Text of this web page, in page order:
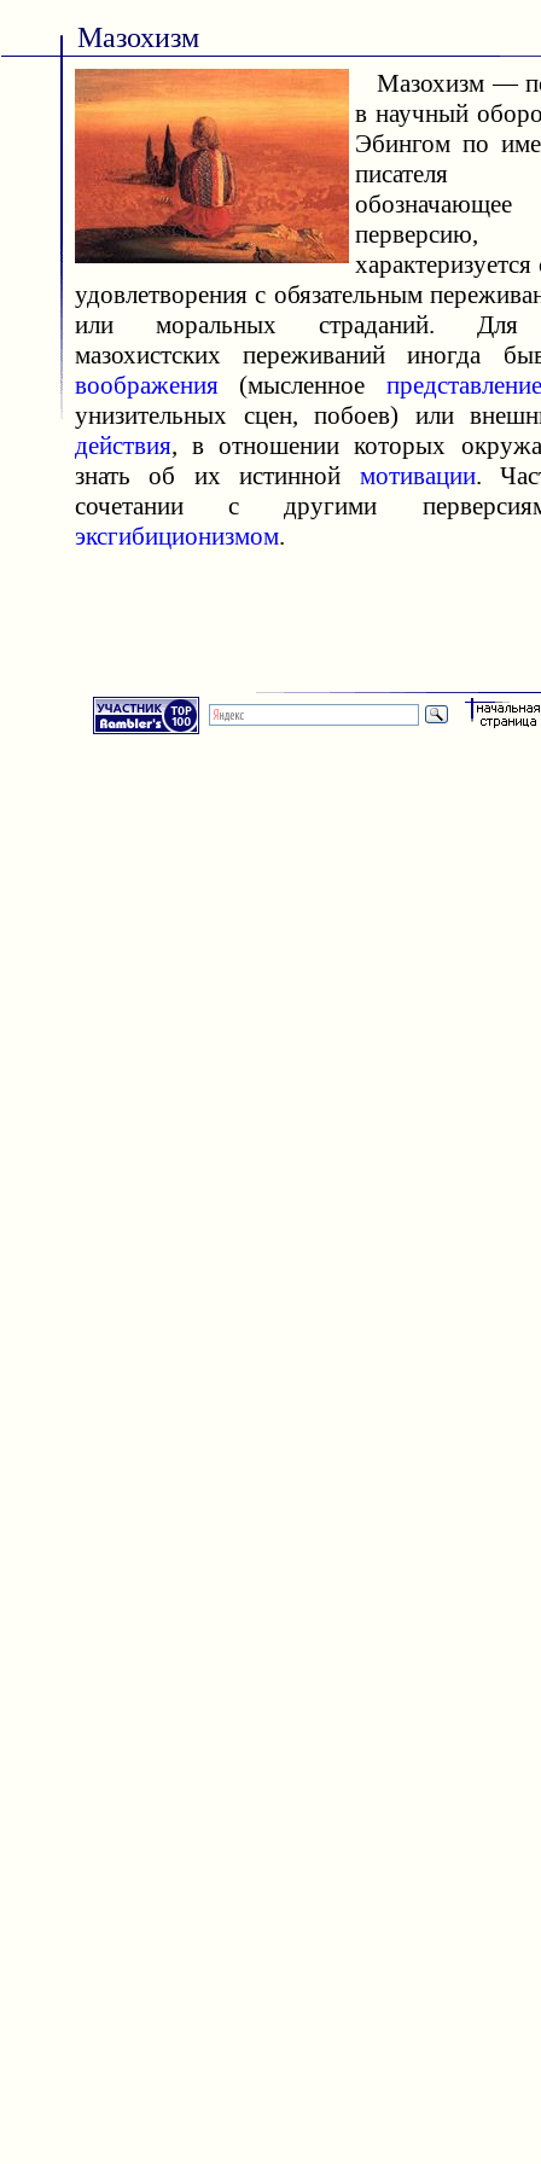
Мазохизм
Мазохизм —
в научный
Эбингом по
писателя
удовлетворения с обязательным
или моральных страданий. Для
мазохистских переживаний иногда
воображения (мысленное представление
унизительных сцен, побоев) или
действия, в отношении которых
знать об их истинной мотивации.
сочетании с другими
эксгибиционизмом.